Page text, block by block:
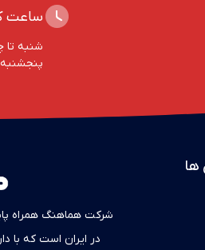
ساعت
شنبه تا
پنجشنبه 9 تا 13
ها
شرکت هماهنگ همراه
در ایران است که با